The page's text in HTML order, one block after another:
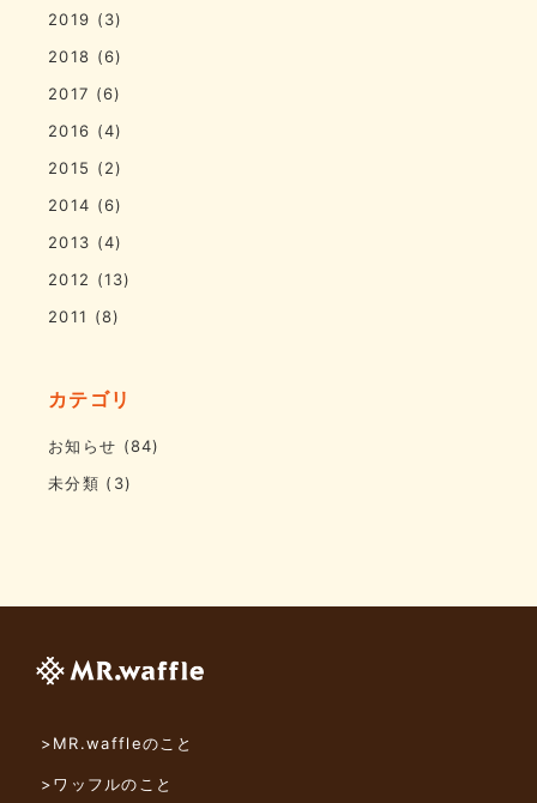
2019 (3)
2018 (6)
2017 (6)
2016 (4)
2015 (2)
2014 (6)
2013 (4)
2012 (13)
2011 (8)
カテゴリ
お知らせ (84)
未分類 (3)
>MR.waffleのこと
>ワッフルのこと